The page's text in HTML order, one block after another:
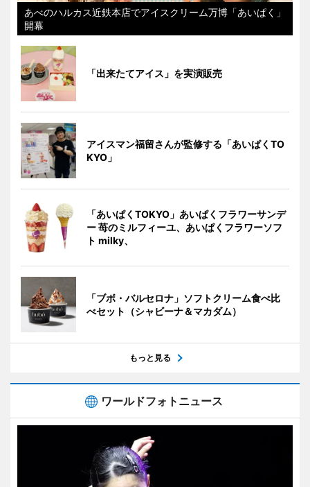
あべのハルカス近鉄本店でアイスクリーム万博「あいぱく」
開幕
「出来たてアイス」を実演販売
アイスマン福留さんが監修する「あいぱくTO
KYO」
「あいぱくTOKYO」あいぱくフラワーサンデ
ー 苺のミルフィーユ、あいぱくフラワーソフ
ト milky、
「ブボ・バルセロナ」ソフトクリーム食べ比
べセット（シャビーナ＆マカダム）
もっと見る
ワールドフォトニュース